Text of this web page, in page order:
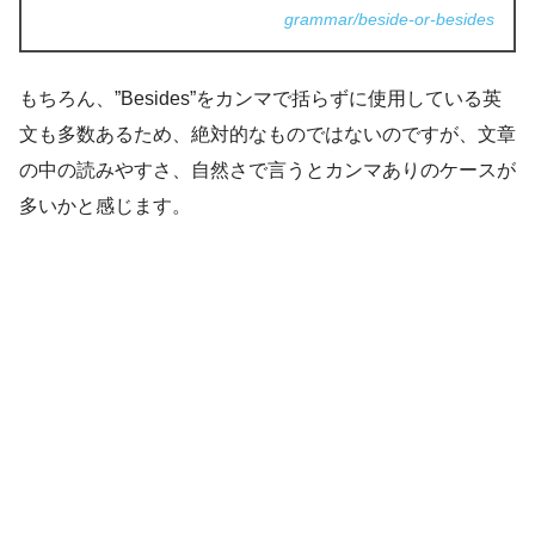
grammar/beside-or-besides
もちろん、”Besides”をカンマで括らずに使用している英
文も多数あるため、絶対的なものではないのですが、文章
の中の読みやすさ、自然さで言うとカンマありのケースが
多いかと感じます。